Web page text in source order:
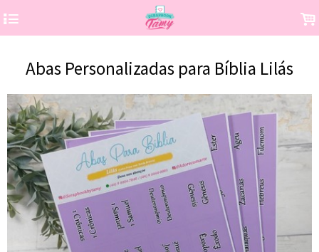
4 .
Abas Personalizadas para Bíblia Lilás